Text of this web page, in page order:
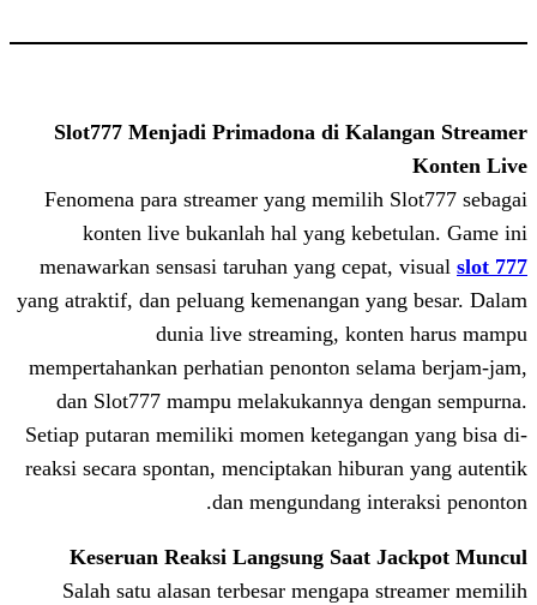
Slot777 Menjadi Primadona di
Fenomena para streamer yang
konten live bukanlah hal yang
menawarkan sensasi taruhan yang
yang atraktif, dan peluang kemenangan
dunia live streaming,
mempertahankan perhatian penonton
dan Slot777 mampu melakukannya
Setiap putaran memiliki momen
reaksi secara spontan, menciptakan
dan mengundang
Keseruan Reaksi Langsung
Salah satu alasan terbesar